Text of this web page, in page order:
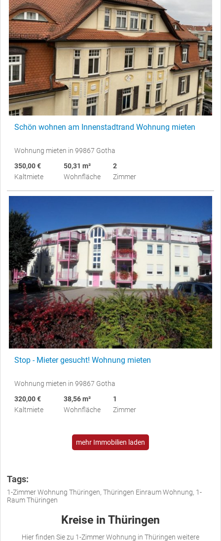
Schön wohnen am Innenstadtrand Wohnung mieten
Wohnung mieten in 99867 Gotha
350,00 €
Kaltmiete
50,31 m²
Wohnfläche
2
Zimmer
Stop - Mieter gesucht! Wohnung mieten
Wohnung mieten in 99867 Gotha
320,00 €
Kaltmiete
38,56 m²
Wohnfläche
1
Zimmer
mehr Immobilien laden
Tags:
1-Zimmer Wohnung Thüringen, Thüringen Einraum Wohnung, 1-
Raum Thüringen
Kreise in Thüringen
Hier finden Sie zu 1-Zimmer Wohnung in Thüringen weitere